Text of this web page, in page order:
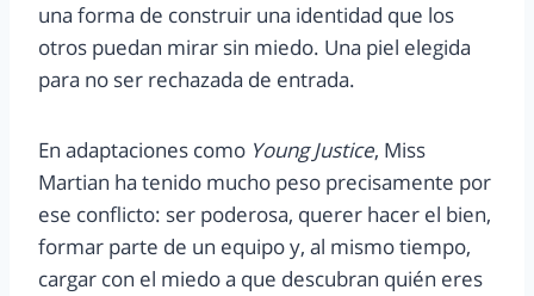
una forma de construir una identidad que los
otros puedan mirar sin miedo. Una piel elegida
para no ser rechazada de entrada.
En adaptaciones como Young Justice, Miss
Martian ha tenido mucho peso precisamente por
ese conflicto: ser poderosa, querer hacer el bien,
formar parte de un equipo y, al mismo tiempo,
cargar con el miedo a que descubran quién eres